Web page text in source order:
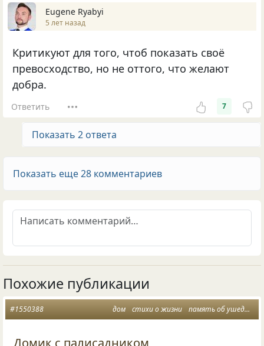
Eugene Ryabyi
5 лет назад
Критикуют для того, чтоб показать своё
превосходство, но не оттого, что желают
добра.
Ответить 7
Показать 2 ответа
Показать еще 28 комментариев
Похожие публикации
дом стихи о жизни память об ушедших
#1550388